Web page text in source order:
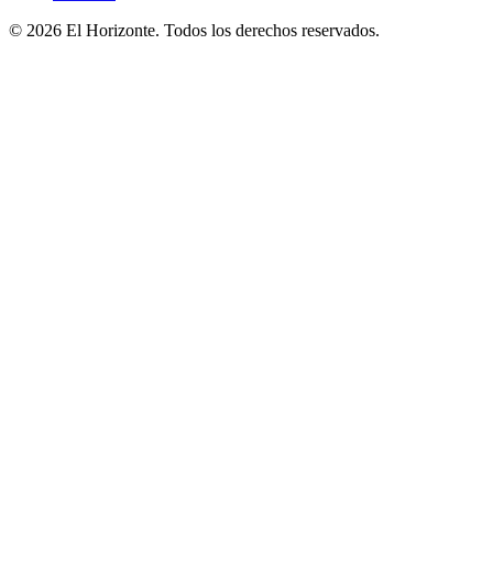
© 2026 El Horizonte. Todos los derechos reservados.